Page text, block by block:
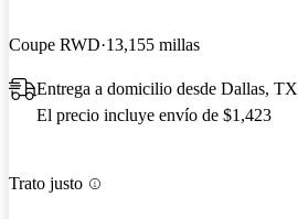
Coupe RWD 13,155 millas
Entrega a domicilio desde Dallas, TX
El precio incluye envío de $1,423
Trato justo